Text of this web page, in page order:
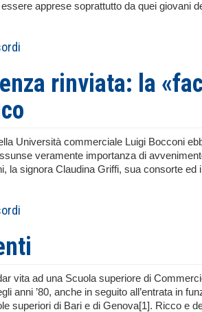
apprese soprattutto da quei giovani
rinviata: la
Università commerciale Luigi Bocconi
veramente importanza di
la signora Claudina Griffi, sua consorte
vita ad una Scuola superiore di
anni ’80, anche in seguito all’entrata in
superiori di Bari e di Genova[1]. Ricco e